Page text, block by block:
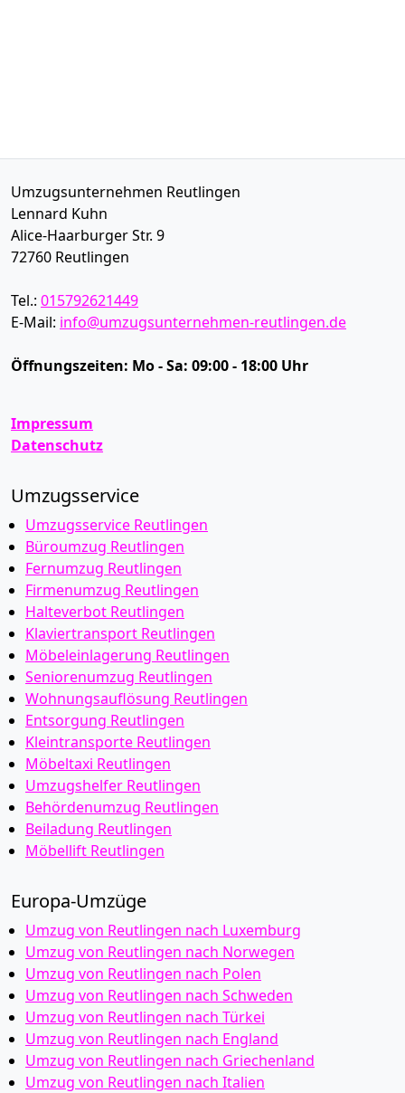
Umzugsunternehmen Reutlingen
Lennard Kuhn
Alice-Haarburger Str. 9
72760 Reutlingen
Tel.: 015792621449
E-Mail: info@umzugsunternehmen-reutlingen.de
Öffnungszeiten: Mo - Sa: 09:00 - 18:00 Uhr
Impressum
Datenschutz
Umzugsservice
Umzugsservice Reutlingen
Büroumzug Reutlingen
Fernumzug Reutlingen
Firmenumzug Reutlingen
Halteverbot Reutlingen
Klaviertransport Reutlingen
Möbeleinlagerung Reutlingen
Seniorenumzug Reutlingen
Wohnungsauflösung Reutlingen
Entsorgung Reutlingen
Kleintransporte Reutlingen
Möbeltaxi Reutlingen
Umzugshelfer Reutlingen
Behördenumzug Reutlingen
Beiladung Reutlingen
Möbellift Reutlingen
Europa-Umzüge
Umzug von Reutlingen nach Luxemburg
Umzug von Reutlingen nach Norwegen
Umzug von Reutlingen nach Polen
Umzug von Reutlingen nach Schweden
Umzug von Reutlingen nach Türkei
Umzug von Reutlingen nach England
Umzug von Reutlingen nach Griechenland
Umzug von Reutlingen nach Italien